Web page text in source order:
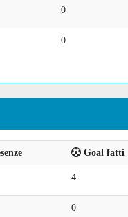
0
0
Goal fatti
4
0